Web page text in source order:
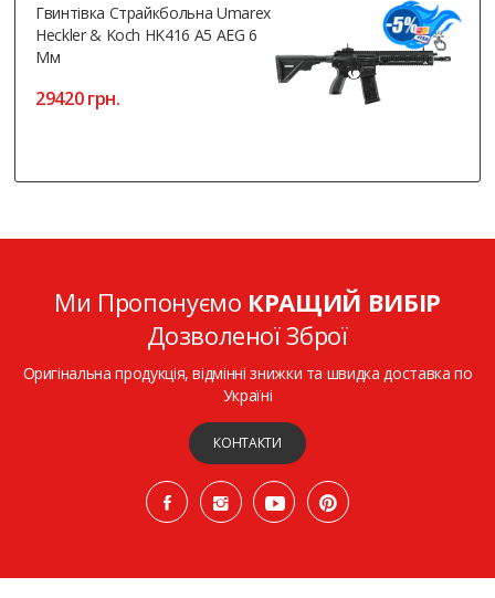
Гвинтівка Страйкбольна Umarex
Heckler & Koch HK416 A5 AEG 6
Мм
29420 грн.
Ми Пропонуємо КРАЩИЙ ВИБІР
Дозволеної Зброї
Оригінальна продукція, відмінні знижки та швидка доставка по
Україні
КОНТАКТИ